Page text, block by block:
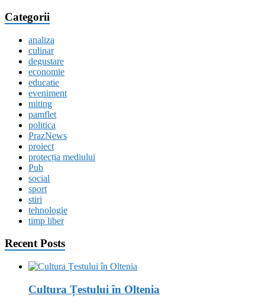
Categorii
analiza
culinar
degustare
economie
educatie
eveniment
miting
pamflet
politica
PrazNews
proiect
protecția mediului
Pub
social
sport
stiri
tehnologie
timp liber
Recent Posts
Cultura Țestului în Oltenia